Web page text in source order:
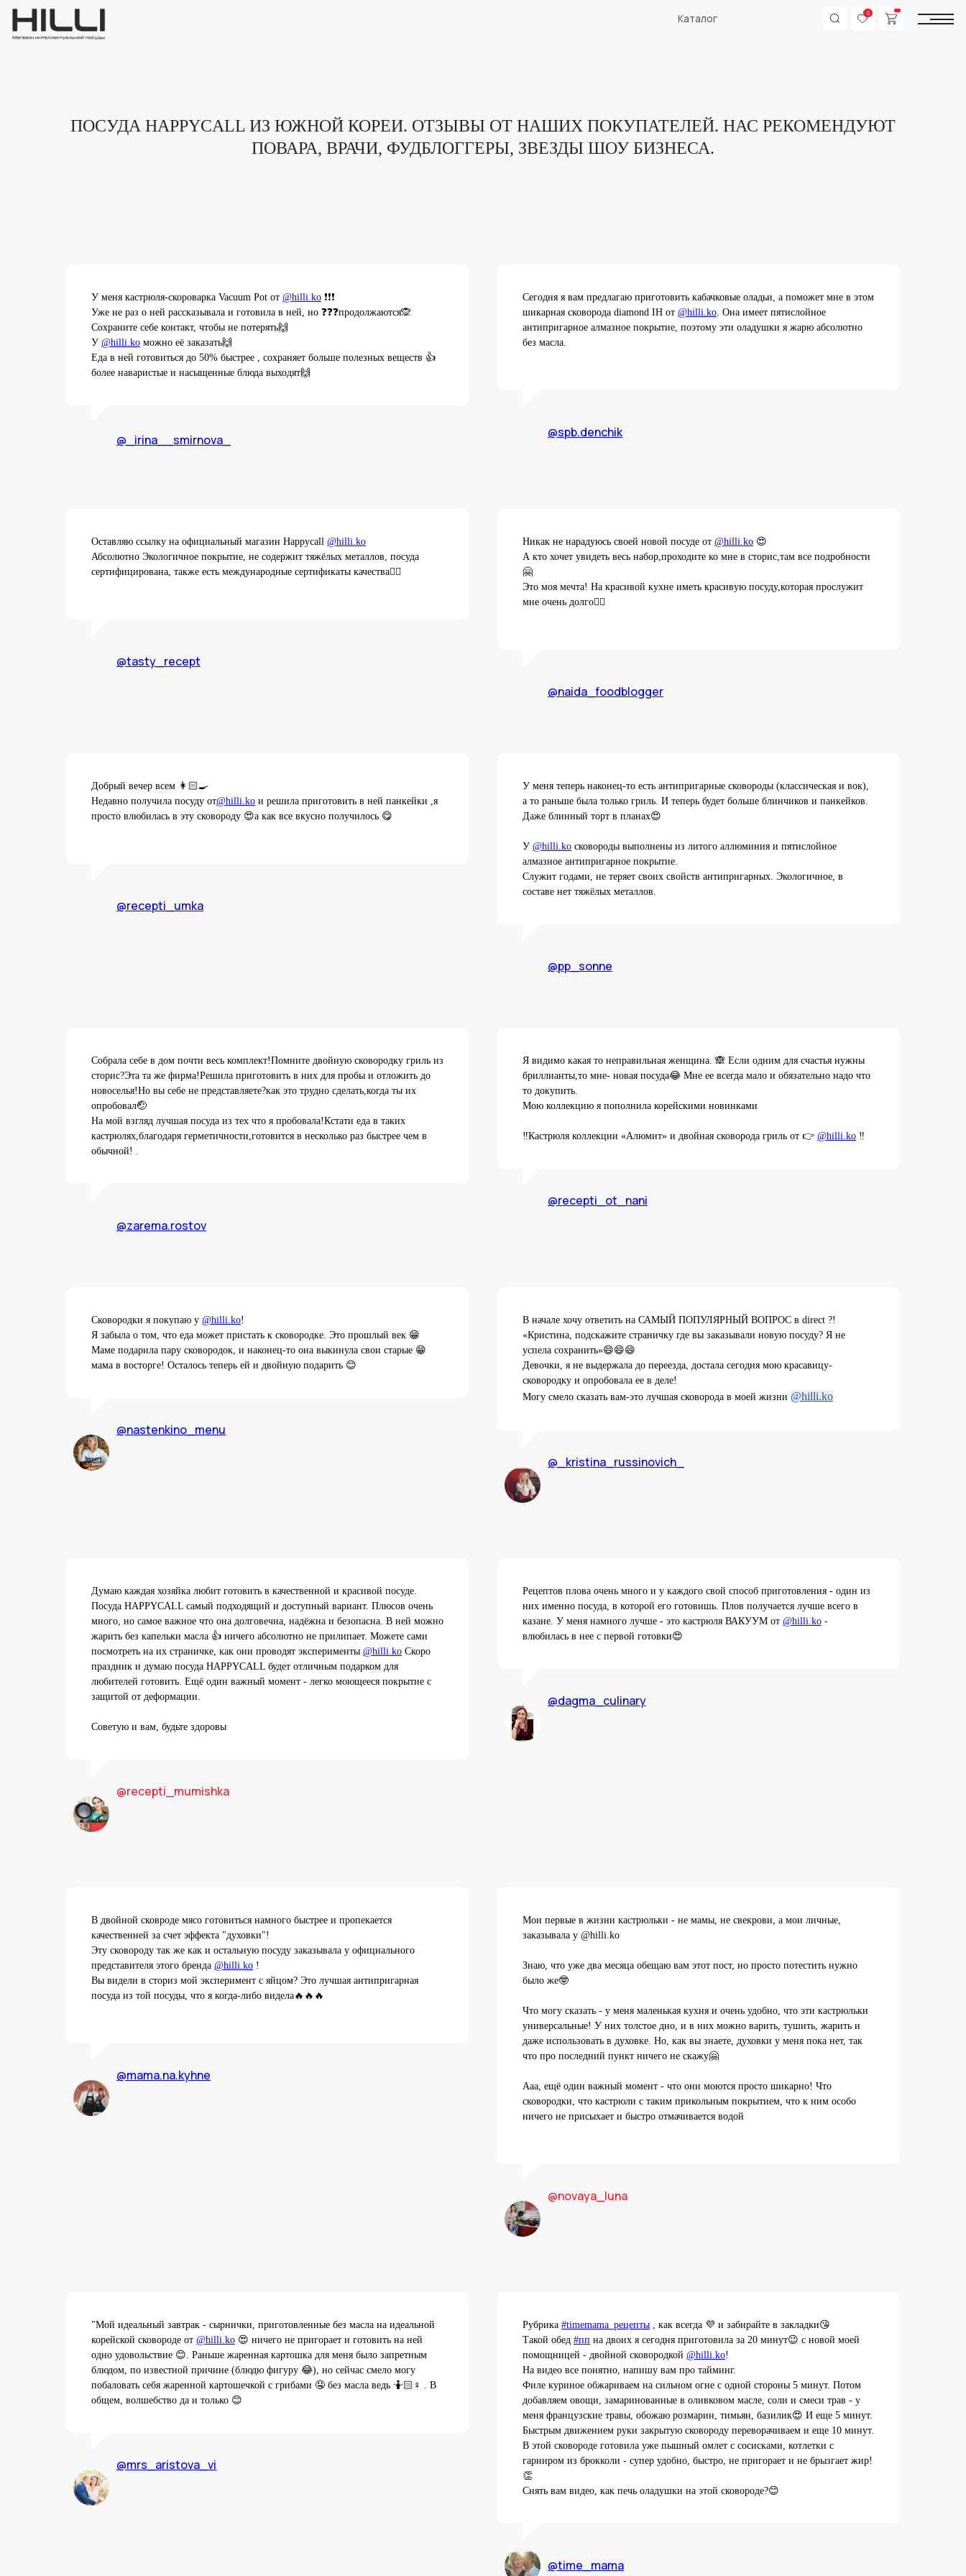
ПОСУДА HAPPYCALL ИЗ ЮЖНОЙ КОРЕИ. ОТЗЫВЫ ОТ НАШИХ ПОКУПАТЕЛЕЙ. НАС РЕКОМЕНДУЮТ
ПОВАРА, ВРАЧИ, ФУДБЛОГГЕРЫ, ЗВЕЗДЫ ШОУ БИЗНЕСА.
У меня кастрюля-скороварка Vacuum Pot от @hilli.ko ❗❗❗
Уже не раз о ней рассказывала и готовила в ней, но ❓❓❓продолжаются🙊
Сохраните себе контакт, чтобы не потерять🙌
У @hilli.ko можно её заказать🙌
Еда в ней готовиться до 50% быстрее , сохраняет больше полезных веществ 👍
более наваристые и насыщенные блюда выходят🙌
@_irina__smirnova_
Сегодня я вам предлагаю приготовить кабачковые оладьи, а поможет мне в этом
шикарная сковорода diamond IH от @hilli.ko. Она имеет пятислойное
антипригарное алмазное покрытие, поэтому эти оладушки я жарю абсолютно
без масла.
@spb.denchik
Оставляю ссылку на официальный магазин Happycall @hilli.ko
Абсолютно Экологичное покрытие, не содержит тяжёлых металлов, посуда
сертифицирована, также есть международные сертификаты качества☝🏼
@tasty_recept
Никак не нарадуюсь своей новой посуде от @hilli.ko 😍
А кто хочет увидеть весь набор,проходите ко мне в сторис,там все подробности
🤗
Это моя мечта! На красивой кухне иметь красивую посуду,которая прослужит
мне очень долго👍🏻
@naida_foodblogger
Добрый вечер всем 👩🏻🍳
Недавно получила посуду от@hilli.ko и решила приготовить в ней панкейки ,я
просто влюбилась в эту сковороду 😍а как все вкусно получилось 😋
@recepti_umka
У меня теперь наконец-то есть антипригарные сковороды (классическая и вок),
а то раньше была только гриль. И теперь будет больше блинчиков и панкейков.
Даже блинный торт в планах😍
У @hilli.ko сковороды выполнены из литого аллюминия и пятислойное
алмазное антипригарное покрытие.
Служит годами, не теряет своих свойств антипригарных. Экологичное, в
составе нет тяжёлых металлов.
@pp_sonne
Собрала себе в дом почти весь комплект!Помните двойную сковородку гриль из
сторис?Эта та же фирма!Решила приготовить в них для пробы и отложить до
новоселья!Но вы себе не представляете?как это трудно сделать,когда ты их
опробовал🤕
На мой взгляд лучшая посуда из тех что я пробовала!Кстати еда в таких
кастрюлях,благодаря герметичности,готовится в несколько раз быстрее чем в
обычной! .
@zarema.rostov
Я видимо какая то неправильная женщина. 🙈 Если одним для счастья нужны
бриллианты,то мне- новая посуда😂 Мне ее всегда мало и обязательно надо что
то докупить.
Мою коллекцию я пополнила корейскими новинками
‼️Кастрюля коллекции «Алюмит» и двойная сковорода гриль от 👉 @hilli.ko ‼️
@recepti_ot_nani
Сковородки я покупаю у @hilli.ko!
Я забыла о том, что еда может пристать к сковородке. Это прошлый век 😁
Маме подарила пару сковородок, и наконец-то она выкинула свои старые 😁
мама в восторге! Осталось теперь ей и двойную подарить 😊
@nastenkino_menu
В начале хочу ответить на САМЫЙ ПОПУЛЯРНЫЙ ВОПРОС в direct ?!
«Кристина, подскажите страничку где вы заказывали новую посуду? Я не
успела сохранить»😄😄😄
Девочки, я не выдержала до переезда, достала сегодня мою красавицу-
сковородку и опробовала ее в деле!
Могу смело сказать вам-это лучшая сковорода в моей жизни @hilli.ko
@_kristina_russinovich_
Думаю каждая хозяйка любит готовить в качественной и красивой посуде.
Посуда HAPPYCALL самый подходящий и доступный вариант. Плюсов очень
много, но самое важное что она долговечна, надёжна и безопасна. В ней можно
жарить без капельки масла 👍 ничего абсолютно не прилипает. Можете сами
посмотреть на их страничке, как они проводят эксперименты @hilli.ko Скоро
праздник и думаю посуда HAPPYCALL будет отличным подарком для
любителей готовить. Ещё один важный момент - легко моющееся покрытие с
защитой от деформации.
Советую и вам, будьте здоровы
@recepti_mumishka
Рецептов плова очень много и у каждого свой способ приготовления - один из
них именно посуда, в которой его готовишь. Плов получается лучше всего в
казане. У меня намного лучше - это кастрюля ВАКУУМ от @hilli.ko -
влюбилась в нее с первой готовки😍
@dagma_culinary
В двойной сковроде мясо готовиться намного быстрее и пропекается
качественней за счет эффекта "духовки"!
Эту сковороду так же как и остальную посуду заказывала у официального
представителя этого бренда @hilli.ko !
Вы видели в сториз мой эксперимент с яйцом? Это лучшая антипригарная
посуда из той посуды, что я когда-либо видела🔥🔥🔥
@mama.na.kyhne
Мои первые в жизни кастрюльки - не мамы, не свекрови, а мои личные,
заказывала у @hilli.ko
Знаю, что уже два месяца обещаю вам этот пост, но просто потестить нужно
было же🤓
Что могу сказать - у меня маленькая кухня и очень удобно, что эти кастрюльки
универсальные! У них толстое дно, и в них можно варить, тушить, жарить и
даже использовать в духовке. Но, как вы знаете, духовки у меня пока нет, так
что про последний пункт ничего не скажу🤗
Ааа, ещё один важный момент - что они моются просто шикарно! Что
сковородки, что кастрюли с таким прикольным покрытием, что к ним особо
ничего не присыхает и быстро отмачивается водой
@novaya_luna
"Мой идеальный завтрак - сырнички, приготовленные без масла на идеальной
корейской сковороде от @hilli.ko 😍 ничего не пригорает и готовить на ней
одно удовольствие 😊. Раньше жаренная картошка для меня было запретным
блюдом, по известной причине (блюдю фигуру 😂), но сейчас смело могу
побаловать себя жаренной картошечкой с грибами 🤤 без масла ведь 🤷🏻♀️ . В
общем, волшебство да и только 😊
@mrs_aristova_vi
Рубрика #timemama_рецепты , как всегда 💜 и забирайте в закладки😘
Такой обед #пп на двоих я сегодня приготовила за 20 минут😉 с новой моей
помощницей - двойной сковородкой @hilli.ko!
На видео все понятно, напишу вам про тайминг.
Филе куриное обжариваем на сильном огне с одной стороны 5 минут. Потом
добавляем овощи, замаринованные в оливковом масле, соли и смеси трав - у
меня французские травы, обожаю розмарин, тимьян, базилик😍 И еще 5 минут.
Быстрым движением руки закрытую сковороду переворачиваем и еще 10 минут.
В этой сковороде готовила уже пышный омлет с сосисками, котлетки с
гарниром из брокколи - супер удобно, быстро, не пригорает и не брызгает жир!
👏
Снять вам видео, как печь оладушки на этой сковороде?😊
@time_mama